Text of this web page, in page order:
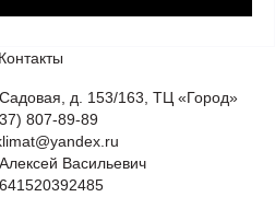
Контакты
д. 153/163, ТЦ «Город»
807-89-89
Васильевич